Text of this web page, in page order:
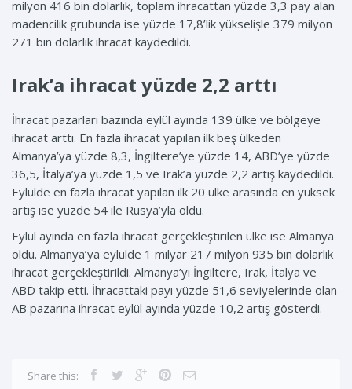
milyon 416 bin dolarlık, toplam ihracattan yüzde 3,3 pay alan
madencilik grubunda ise yüzde 17,8’lik yükselişle 379 milyon
271 bin dolarlık ihracat kaydedildi.
Irak’a ihracat yüzde 2,2 arttı
İhracat pazarları bazında eylül ayında 139 ülke ve bölgeye
ihracat arttı. En fazla ihracat yapılan ilk beş ülkeden
Almanya’ya yüzde 8,3, İngiltere’ye yüzde 14, ABD’ye yüzde
36,5, İtalya’ya yüzde 1,5 ve Irak’a yüzde 2,2 artış kaydedildi.
Eylülde en fazla ihracat yapılan ilk 20 ülke arasında en yüksek
artış ise yüzde 54 ile Rusya’yla oldu.
Eylül ayında en fazla ihracat gerçekleştirilen ülke ise Almanya
oldu. Almanya’ya eylülde 1 milyar 217 milyon 935 bin dolarlık
ihracat gerçekleştirildi. Almanya’yı İngiltere, Irak, İtalya ve
ABD takip etti. İhracattaki payı yüzde 51,6 seviyelerinde olan
AB pazarına ihracat eylül ayında yüzde 10,2 artış gösterdi.
Share this: